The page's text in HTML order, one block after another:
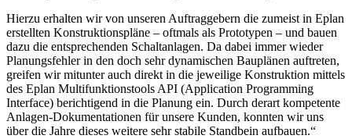
Hierzu erhalten wir von unseren Auftraggebern die zumeist in Eplan
erstellten Konstruktionspläne – oftmals als Prototypen – und bauen
dazu die entsprechenden Schaltanlagen. Da dabei immer wieder
Planungsfehler in den doch sehr dynamischen Bauplänen auftreten,
greifen wir mitunter auch direkt in die jeweilige Konstruktion mittels
des Eplan Multifunktionstools API (Application Programming
Interface) berichtigend in die Planung ein. Durch derart kompetente
Anlagen-Dokumentationen für unsere Kunden, konnten wir uns
über die Jahre dieses weitere sehr stabile Standbein aufbauen.“